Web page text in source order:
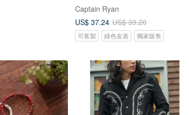
Captain Ryan
US$ 37.24 US$ 39.20
可客製 綠色友善 獨家販售